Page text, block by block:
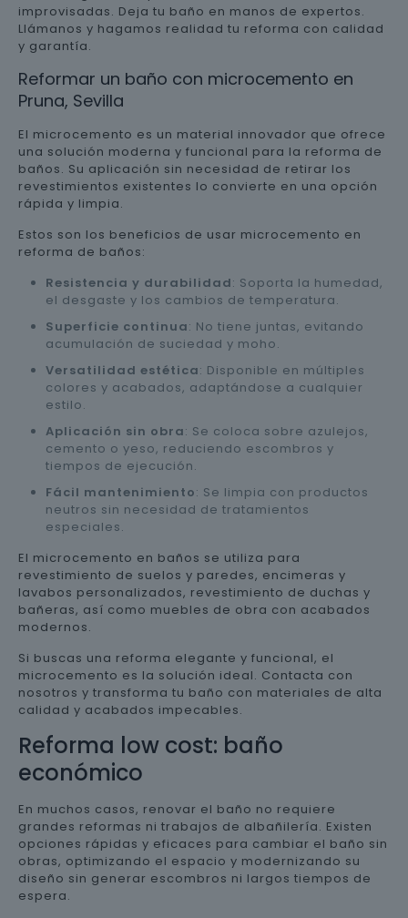
improvisadas. Deja tu baño en manos de expertos.
Llámanos y hagamos realidad tu reforma con calidad
y garantía.
Reformar un baño con microcemento en
Pruna, Sevilla
El microcemento es un material innovador que ofrece
una solución moderna y funcional para la reforma de
baños. Su aplicación sin necesidad de retirar los
revestimientos existentes lo convierte en una opción
rápida y limpia.
Estos son los beneficios de usar microcemento en
reforma de baños:
Resistencia y durabilidad: Soporta la humedad,
el desgaste y los cambios de temperatura.
Superficie continua: No tiene juntas, evitando
acumulación de suciedad y moho.
Versatilidad estética: Disponible en múltiples
colores y acabados, adaptándose a cualquier
estilo.
Aplicación sin obra: Se coloca sobre azulejos,
cemento o yeso, reduciendo escombros y
tiempos de ejecución.
Fácil mantenimiento: Se limpia con productos
neutros sin necesidad de tratamientos
especiales.
El microcemento en baños se utiliza para
revestimiento de suelos y paredes, encimeras y
lavabos personalizados, revestimiento de duchas y
bañeras, así como muebles de obra con acabados
modernos.
Si buscas una reforma elegante y funcional, el
microcemento es la solución ideal. Contacta con
nosotros y transforma tu baño con materiales de alta
calidad y acabados impecables.
Reforma low cost: baño
económico
En muchos casos, renovar el baño no requiere
grandes reformas ni trabajos de albañilería. Existen
opciones rápidas y eficaces para cambiar el baño sin
obras, optimizando el espacio y modernizando su
diseño sin generar escombros ni largos tiempos de
espera.